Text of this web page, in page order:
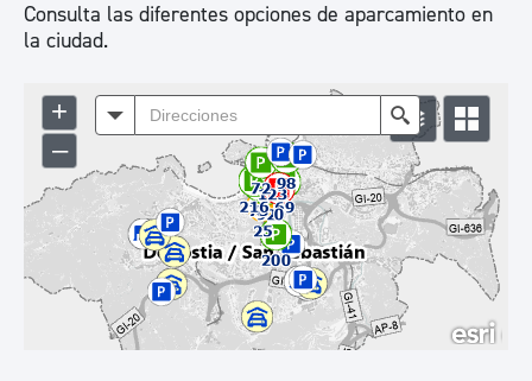
Consulta las diferentes opciones de aparcamiento en
la ciudad.